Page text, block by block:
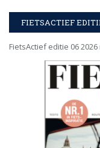
FIETSACTIEF
FietsActief editie 06